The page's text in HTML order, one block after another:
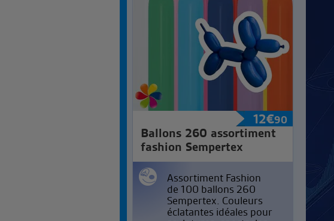
12€90
Ballons 260 assortiment
fashion Sempertex
Assortiment Fashion
de 100 ballons 260
Sempertex. Couleurs
éclatantes idéales pour